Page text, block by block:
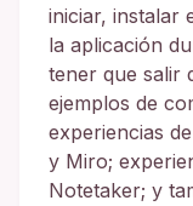
iniciar, instalar
la aplicación
tener que salir
ejemplos de
experiencias
y Miro;
Notetaker; y